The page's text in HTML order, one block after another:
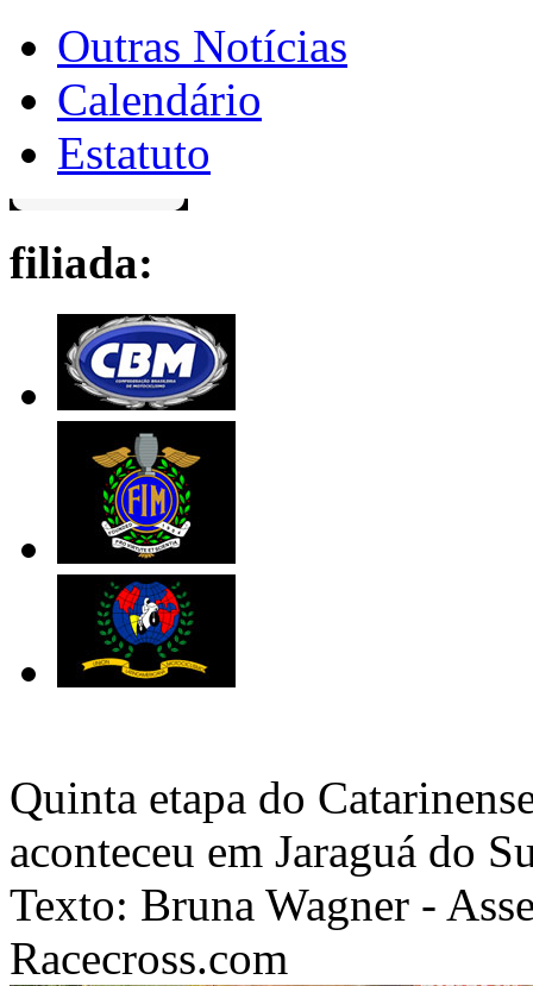
Outras Notícias
Calendário
Estatuto
filiada:
Quinta etapa do
aconteceu em Jaraguá do
Texto: Bruna Wagner -
Racecross.com